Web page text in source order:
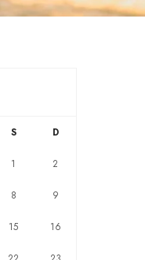
S D
1 2
8 9
15 16